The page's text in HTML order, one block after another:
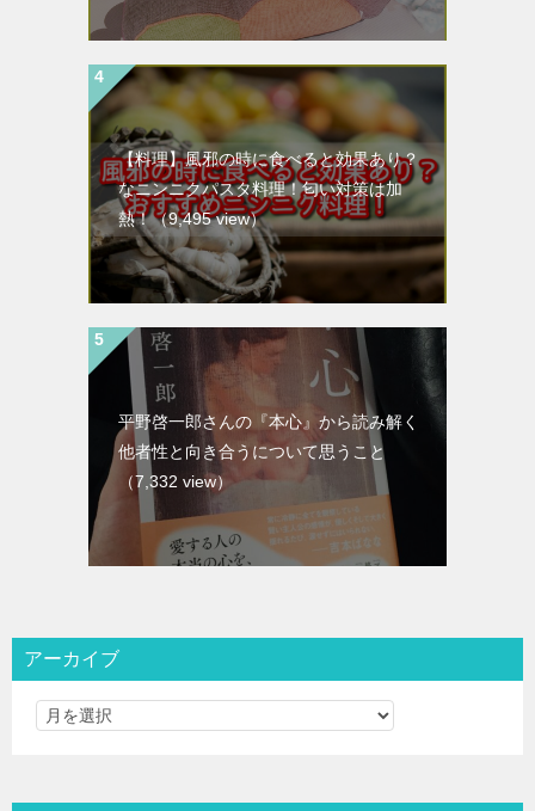
【料理】風邪の時に食べると効果あり？
なニンニクパスタ料理！匂い対策は加
熱！（9,495 view）
平野啓一郎さんの『本心』から読み解く
他者性と向き合うについて思うこと
（7,332 view）
アーカイブ